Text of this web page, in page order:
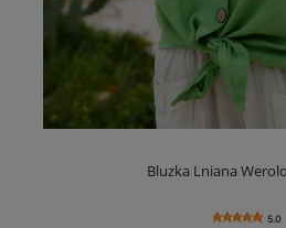
Bluzka Lniana
5.0